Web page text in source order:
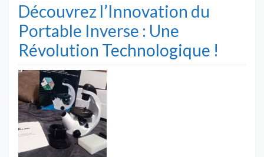
Découvrez l’Innovation du
Portable Inverse : Une
Révolution Technologique !